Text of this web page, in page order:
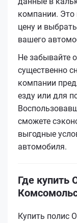
компании. Это
цену и
вашего
Не забывайте
существенно
компании
езду или для
сможете
выгодные
автомобиля.
Где купить
Купить полис